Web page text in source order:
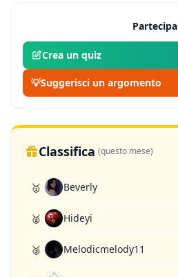
Partecipa
Crea un quiz
💡Suggerisci un argomento
Classifica (questo mese)
🥇 Beverly
🥈 Hideyi
🥉 Melodicmelody11